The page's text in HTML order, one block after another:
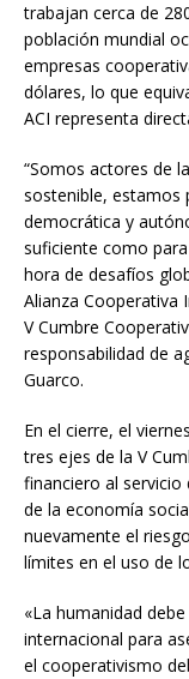
trabajan cerca de
población mundial
empresas
dólares, lo que
ACI representa
“Somos actores de
sostenible, estamos
democrática y
suficiente como
hora de desafíos
Alianza Cooperativa
V Cumbre
responsabilidad de
Guarco.
En el cierre, el
tres ejes de la V
financiero al
de la economía
nuevamente el
límites en el uso de
«La humanidad
internacional para
el cooperativismo